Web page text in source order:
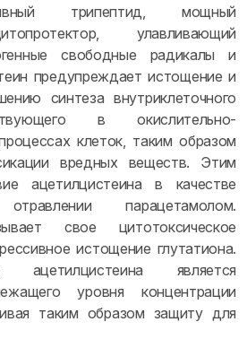
трипептид, мощный
улавливающий
свободные радикалы и
предупреждает истощение и
синтеза внутриклеточного
в окислительно-
клеток, таким образом
вредных веществ. Этим
ацетилцистеина в качестве
парацетамолом.
свое цитотоксическое
истощение глутатиона.
является
уровня концентрации
таким образом защиту для